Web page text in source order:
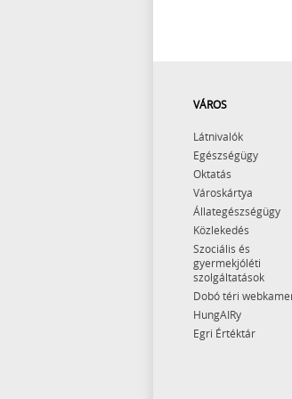
VÁROS
Látnivalók
Egészségügy
Oktatás
Városkártya
Állategészségügy
Közlekedés
Szociális és
gyermekjóléti
szolgáltatások
Dobó téri
HungAIRy
Egri Értéktár